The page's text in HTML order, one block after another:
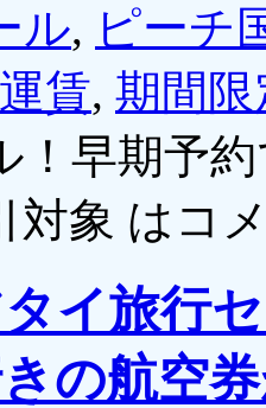
ル, ピーチ
賃, 期間
！早期予
対象 は コ
イ旅行
の航空